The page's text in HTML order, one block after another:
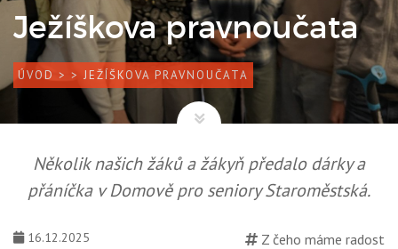
Ježíškova pravnoučata
ÚVOD > > JEŽÍŠKOVA PRAVNOUČATA
Několik našich žáků a žákyň předalo dárky a
přáníčka v Domově pro seniory Staroměstská.
16.12.2025
Z čeho máme radost